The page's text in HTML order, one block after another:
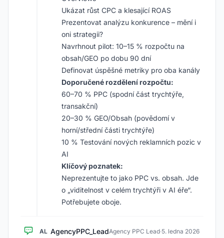
Ukázat růst CPC a klesající ROAS
Prezentovat analýzu konkurence – mění i
oni strategii?
Navrhnout pilot: 10–15 % rozpočtu na
obsah/GEO po dobu 90 dní
Definovat úspěšné metriky pro oba kanály
Doporučené rozdělení rozpočtu:
60–70 % PPC (spodní část trychtýře,
transakční)
20–30 % GEO/Obsah (povědomí v
horní/střední části trychtýře)
10 % Testování nových reklamních pozic v
AI
Klíčový poznatek:
Neprezentujte to jako PPC vs. obsah. Jde
o „viditelnost v celém trychtýři v AI éře“.
Potřebujete oboje.
AL AgencyPPC_LeadAgency PPC Lead·5. ledna 2026